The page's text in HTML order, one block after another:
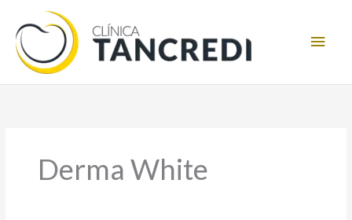
para
conteúdo
Derma White